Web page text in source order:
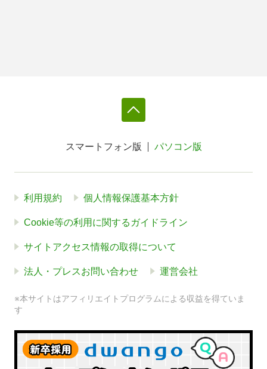
スマートフォン版 パソコン版
利用規約 個人情報保護基本方針
Cookie等の利用に関するガイドライン
サイトアクセス情報の取得について
法人・プレスお問い合わせ 運営会社
※本サイトはアフィリエイトプログラムによる収益を得ていま
す